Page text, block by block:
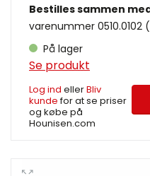
Bestilles sammen
varenummer 0510.0102
På lager
Se produkt
Log ind ellerBliv
kundefor at se priser
og købe på
Hounisen.com